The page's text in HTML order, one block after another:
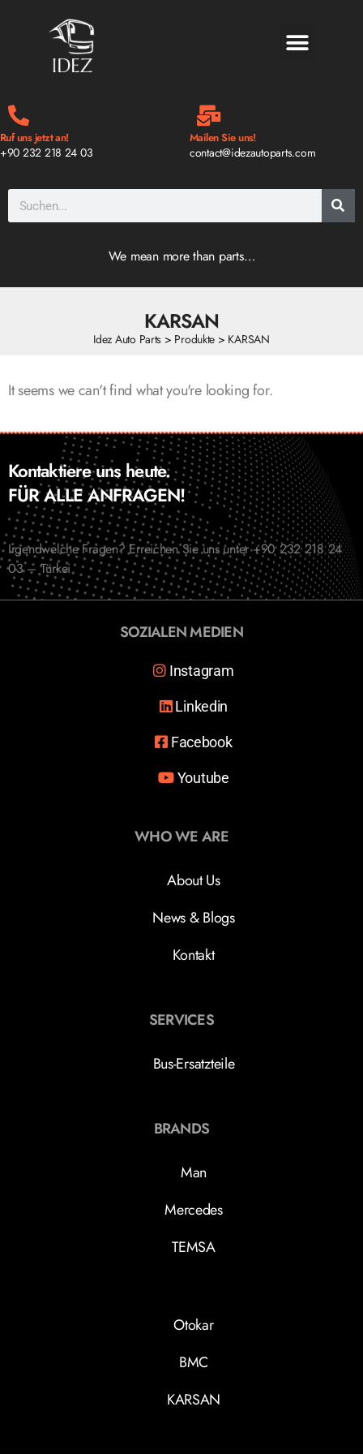
Ruf uns jetzt an!
+90 232 218 24 03
Mailen Sie uns!
contact@idezautoparts.com
We mean more than parts…
KARSAN
Idez Auto Parts > Produkte > KARSAN
It seems we can't find what you're looking for.
Kontaktiere uns heute.
FÜR ALLE ANFRAGEN!
Irgendwelche Fragen? Erreichen Sie uns unter +90 232 218 24
03 – Türkei
SOZIALEN MEDIEN
Instagram
Linkedin
Facebook
Youtube
WHO WE ARE
About Us
News & Blogs
Kontakt
SERVICES
Bus-Ersatzteile
BRANDS
Man
Mercedes
TEMSA
Otokar
BMC
KARSAN